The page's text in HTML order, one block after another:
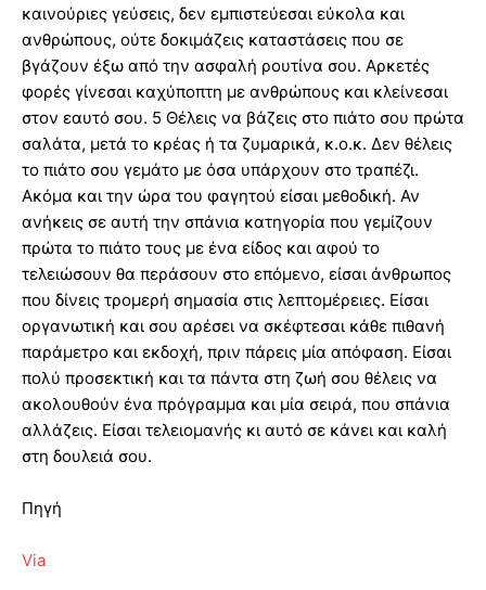
καινούριες γεύσεις, δεν εμπιστεύεσαι εύκολα και
ανθρώπους, ούτε δοκιμάζεις καταστάσεις που σε
βγάζουν έξω από την ασφαλή ρουτίνα σου. Αρκετές
φορές γίνεσαι καχύποπτη με ανθρώπους και κλείνεσαι
στον εαυτό σου. 5 Θέλεις να βάζεις στο πιάτο σου πρώτα
σαλάτα, μετά το κρέας ή τα ζυμαρικά, κ.ο.κ. Δεν θέλεις
το πιάτο σου γεμάτο με όσα υπάρχουν στο τραπέζι.
Ακόμα και την ώρα του φαγητού είσαι μεθοδική. Αν
ανήκεις σε αυτή την σπάνια κατηγορία που γεμίζουν
πρώτα το πιάτο τους με ένα είδος και αφού το
τελειώσουν θα περάσουν στο επόμενο, είσαι άνθρωπος
που δίνεις τρομερή σημασία στις λεπτομέρειες. Είσαι
οργανωτική και σου αρέσει να σκέφτεσαι κάθε πιθανή
παράμετρο και εκδοχή, πριν πάρεις μία απόφαση. Είσαι
πολύ προσεκτική και τα πάντα στη ζωή σου θέλεις να
ακολουθούν ένα πρόγραμμα και μία σειρά, που σπάνια
αλλάζεις. Είσαι τελειομανής κι αυτό σε κάνει και καλή
στη δουλειά σου.
Πηγή
Via